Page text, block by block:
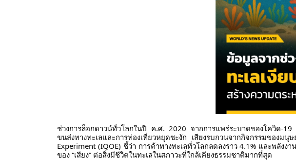
ช่วงการล็อกดาวน์ทั่วโลกในปี ค.ศ. 2020 จากการแพร่ระบาดของโควิด-
ขนส่งทางทะเลและการท่องเที่ยวหยุดชะงัก เสียงรบกวนจากกิจกรรมของ
Experiment (IQOE) ชี้ว่า การค้าทางทะเลทั่วโลกลดลงราว 4.1% และพลัง
ของ “เสียง” ต่อสิ่งมีชีวิตในทะเลในสภาวะที่ใกล้เคียงธรรมชาติมากที่สุด